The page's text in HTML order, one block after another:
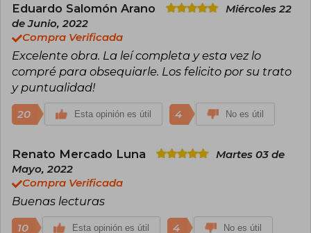
Eduardo Salomón Arano
Miércoles 22
de Junio, 2022
Compra Verificada
Excelente obra. La leí completa y esta vez lo
compré para obsequiarle. Los felicito por su trato
y puntualidad!
20 Esta opinión es útil 4 No es útil
Renato Mercado Luna
Martes 03 de
Mayo, 2022
Compra Verificada
Buenas lecturas
10 Esta opinión es útil 4 No es útil